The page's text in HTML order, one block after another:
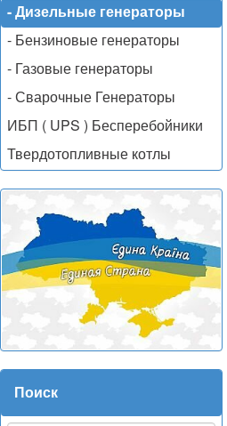
- Дизельные генераторы
- Бензиновые генераторы
- Газовые генераторы
- Сварочные Генераторы
ИБП ( UPS ) Бесперебойники
Твердотопливные котлы
Поиск